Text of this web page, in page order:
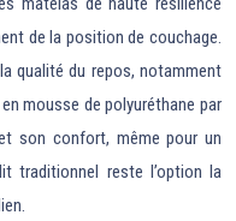
de la position de couchage.
qualité du repos, notamment
mousse de polyuréthane par
son confort, même pour un
traditionnel reste l’option la